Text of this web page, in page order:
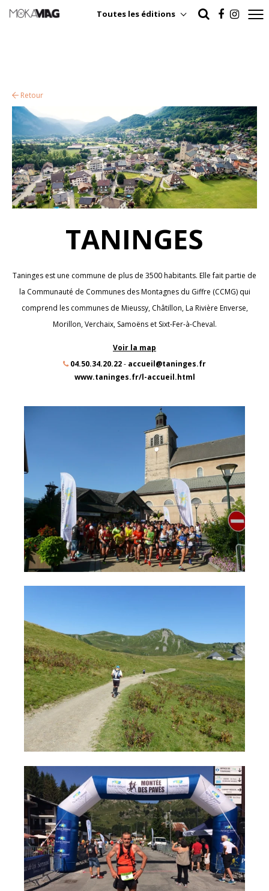
Toutes les éditions
Retour
TANINGES
Taninges est une commune de plus de 3500 habitants. Elle fait partie de
la Communauté de Communes des Montagnes du Giffre (CCMG) qui
comprend les communes de Mieussy, Châtillon, La Rivière Enverse,
Morillon, Verchaix, Samoëns et Sixt-Fer-à-Cheval.
Voir la map
04.50.34.20.22- accueil@taninges.fr
www.taninges.fr/l-accueil.html